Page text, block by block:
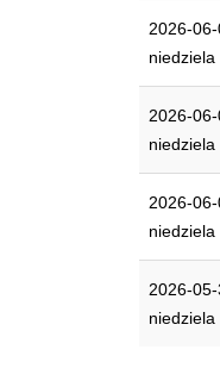
2026-
niedziela
2026-
niedziela
2026-
niedziela
2026-
niedziela